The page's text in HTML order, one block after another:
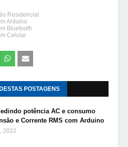
Residencial
Arduino
Bluetooth
Celular
POSTAGENS
potência AC e consumo
e Corrente RMS com Arduino
2022